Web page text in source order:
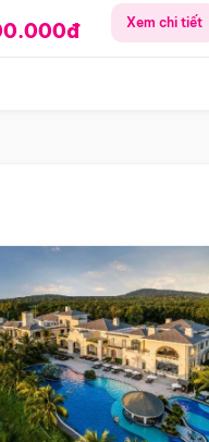
Xem chi tiết